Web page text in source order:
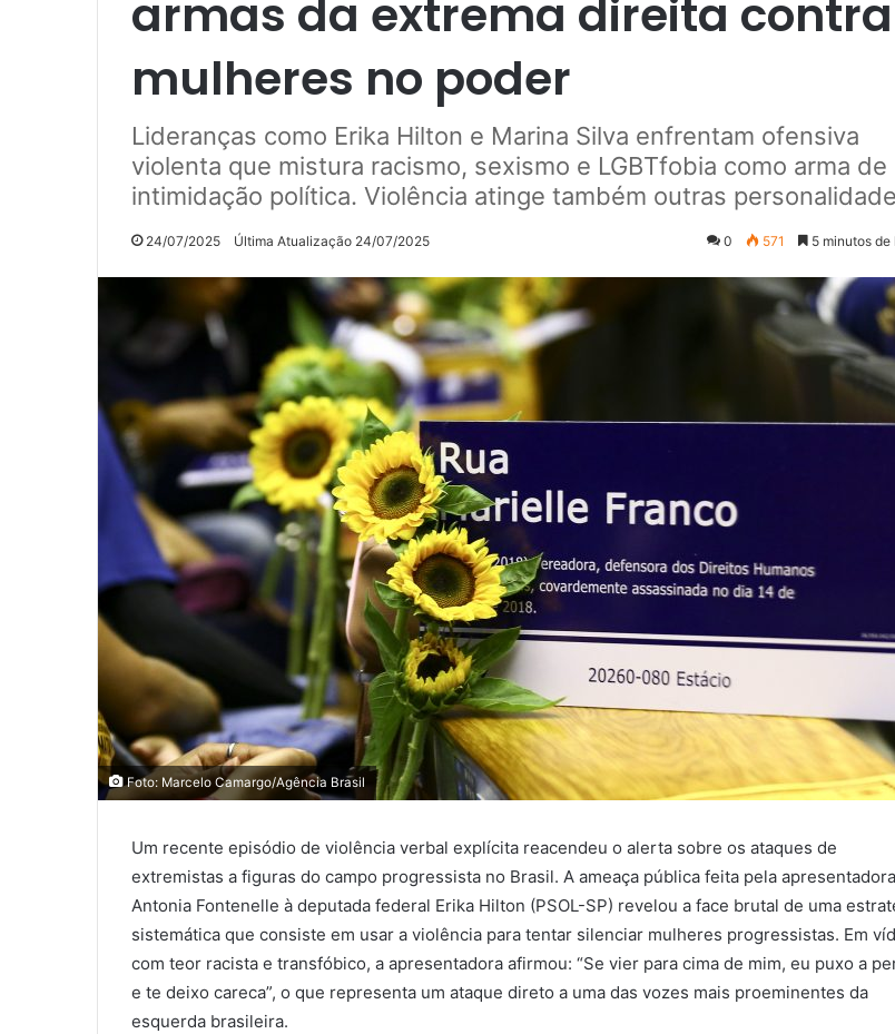
armas da extrema direita contra
mulheres no poder
Lideranças como Erika Hilton e Marina Silva enfrentam ofensiva
violenta que mistura racismo, sexismo e LGBTfobia como arma de
intimidação política. Violência atinge também outras
24/07/2025 Última Atualização 24/07/2025 0 571 5 minutos de
Foto: Marcelo Camargo/Agência Brasil
Um recente episódio de violência verbal explícita reacendeu o alerta sobre os ataques de
extremistas a figuras do campo progressista no Brasil. A ameaça pública feita pela apresentadora
Antonia Fontenelle à deputada federal Erika Hilton (PSOL-SP) revelou a face brutal de uma
sistemática que consiste em usar a violência para tentar silenciar mulheres progressistas. Em
com teor racista e transfóbico, a apresentadora afirmou: “Se vier para cima de mim, eu puxo a
e te deixo careca”, o que representa um ataque direto a uma das vozes mais proeminentes da
esquerda brasileira.